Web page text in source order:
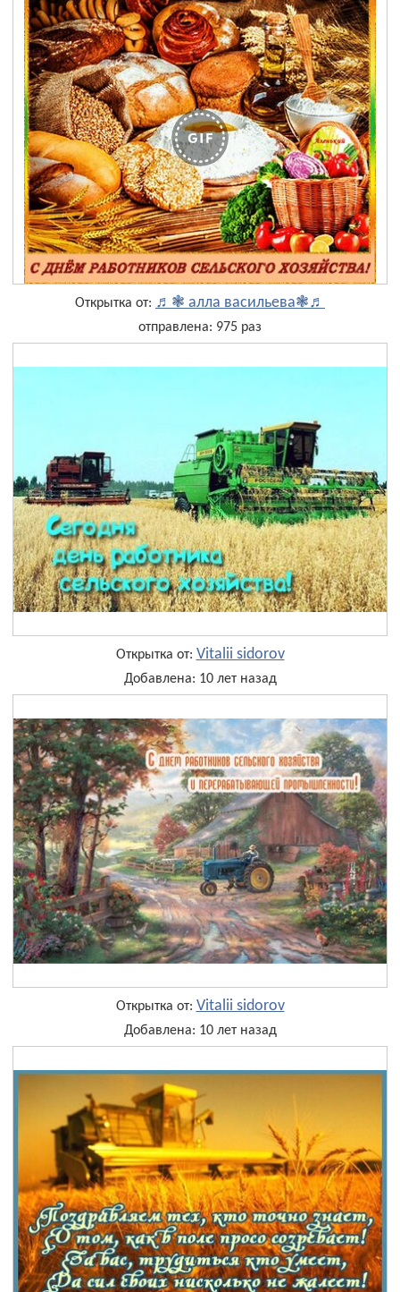
Открытка от: ♬❃ алла васильева❃♬
отправлена: 975 раз
Открытка от: Vitalii sidorov
Добавлена: 10 лет назад
Открытка от: Vitalii sidorov
Добавлена: 10 лет назад